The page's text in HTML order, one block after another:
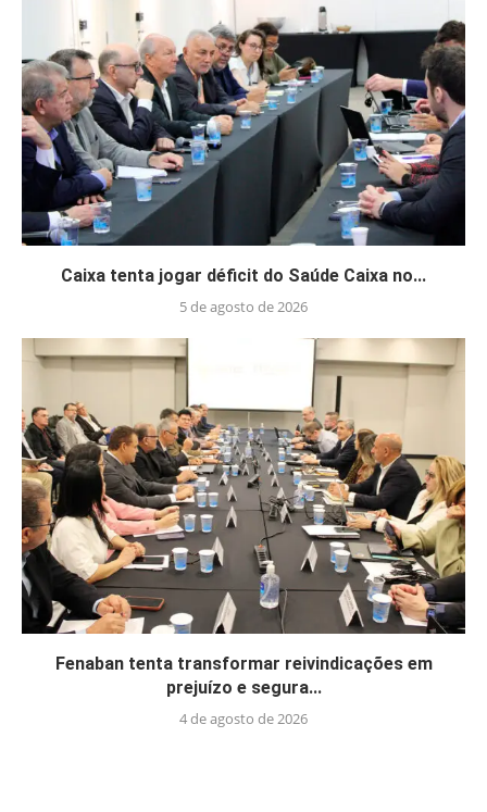
Caixa tenta jogar déficit do Saúde Caixa no...
5 de agosto de 2026
Fenaban tenta transformar reivindicações em
prejuízo e segura...
4 de agosto de 2026